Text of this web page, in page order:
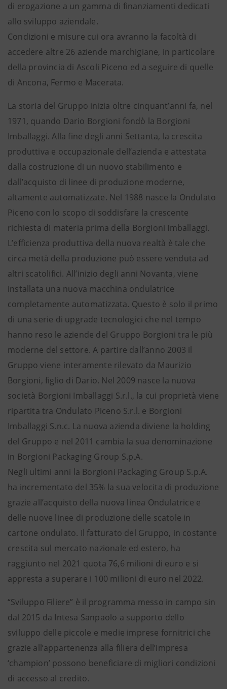
di erogazione a un gamma di finanziamenti dedicati
allo sviluppo aziendale.
Condizioni e misure cui ora avranno la facoltà di
accedere altre 26 aziende marchigiane, in particolare
della provincia di Ascoli Piceno ed a seguire di quelle
di Ancona, Fermo e Macerata.
La storia del Gruppo inizia oltre cinquant’anni fa, nel
1971, quando Dario Borgioni fondò la Borgioni
Imballaggi. Alla fine degli anni Settanta, la crescita
produttiva e occupazionale dell’azienda e attestata
dalla costruzione di un nuovo stabilimento e
dall’acquisto di linee di produzione moderne,
altamente automatizzate. Nel 1988 nasce la Ondulato
Piceno con lo scopo di soddisfare la crescente
richiesta di materia prima della Borgioni Imballaggi.
L’efficienza produttiva della nuova realtà è tale che
circa metà della produzione può essere venduta ad
altri scatolifici. All’inizio degli anni Novanta, viene
installata una nuova macchina ondulatrice
completamente automatizzata. Questo è solo il primo
di una serie di upgrade tecnologici che nel tempo
hanno reso le aziende del Gruppo Borgioni tra le più
moderne del settore. A partire dall’anno 2003 il
Gruppo viene interamente rilevato da Maurizio
Borgioni, figlio di Dario. Nel 2009 nasce la nuova
società Borgioni Imballaggi S.r.l., la cui proprietà viene
ripartita tra Ondulato Piceno S.r.l. e Borgioni
Imballaggi S.n.c. La nuova azienda diviene la holding
del Gruppo e nel 2011 cambia la sua denominazione
in Borgioni Packaging Group S.p.A.
Negli ultimi anni la Borgioni Packaging Group S.p.A.
ha incrementato del 35% la sua velocita di produzione
grazie all’acquisto della nuova linea Ondulatrice e
delle nuove linee di produzione delle scatole in
cartone ondulato. Il fatturato del Gruppo, in costante
crescita sul mercato nazionale ed estero, ha
raggiunto nel 2021 quota 76,6 milioni di euro e si
appresta a superare i 100 milioni di euro nel 2022.
“Sviluppo Filiere” è il programma messo in campo sin
dal 2015 da Intesa Sanpaolo a supporto dello
sviluppo delle piccole e medie imprese fornitrici che
grazie all’appartenenza alla filiera dell’impresa
‘champion’ possono beneficiare di migliori condizioni
di accesso al credito.